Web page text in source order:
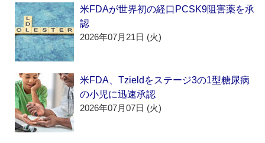
米FDAが世界初の経口PCSK9阻害薬を承
認
2026年07月21日 (火)
米FDA、Tzieldをステージ3の1型糖尿病
の小児に迅速承認
2026年07月07日 (火)